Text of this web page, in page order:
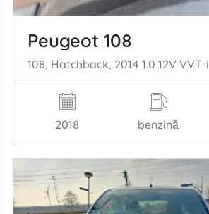
Peugeot 108
108, Hatchback, 2014 1.0 12V VVT-i
2018 benzină